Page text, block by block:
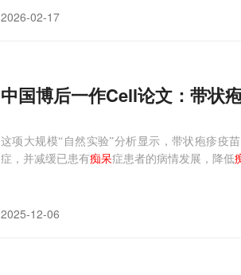
2026-02-17
中国博后一作Cell论文：带状
这项大规模“自然实验”分析显示，带状疱疹疫
症，并减缓已患有痴呆症患者的病情发展，降低
2025-12-06